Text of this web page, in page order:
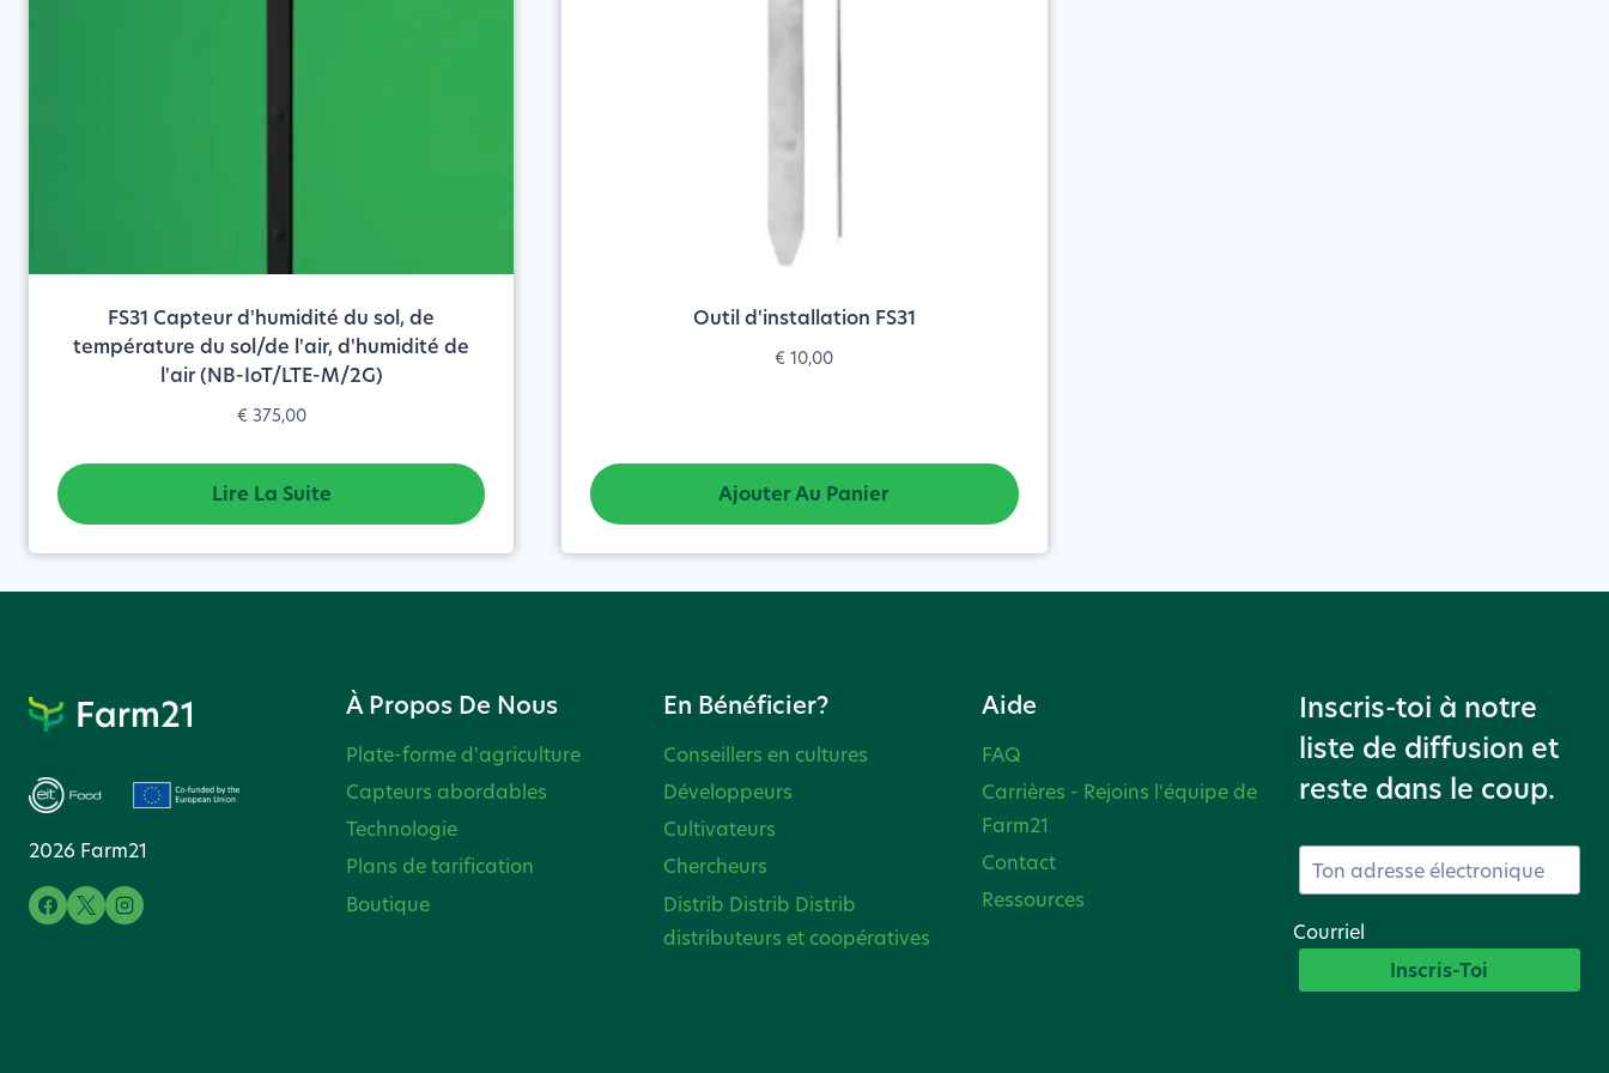
FS31 Capteur d'humidité du sol, de
température du sol/de l'air, d'humidité de
l'air (NB-IoT/LTE-M/2G)
€ 375,00
Lire La Suite
Outil d'installation FS31
€ 10,00
Ajouter Au Panier
2026 Farm21
À Propos De Nous
Plate-forme d'agriculture
Capteurs abordables
Technologie
Plans de tarification
Boutique
En Bénéficier?
Conseillers en cultures
Développeurs
Cultivateurs
Chercheurs
Distrib Distrib Distrib
distributeurs et coopératives
Aide
FAQ
Carrières - Rejoins l'équipe de
Farm21
Contact
Ressources
Inscris-toi à notre
liste de diffusion et
reste dans le coup.
Courriel
Inscris-Toi